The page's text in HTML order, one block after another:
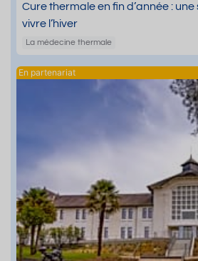
Cure thermale en fin d’année :
vivre l’hiver
La médecine thermale